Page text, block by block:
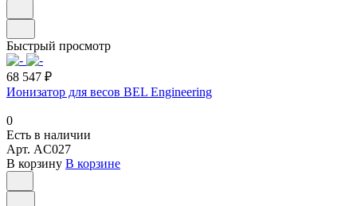
Быстрый просмотр
68 547 ₽
Ионизатор для весов BEL Engineering
0
Есть в наличии
Арт. AC027
В корзину В корзине